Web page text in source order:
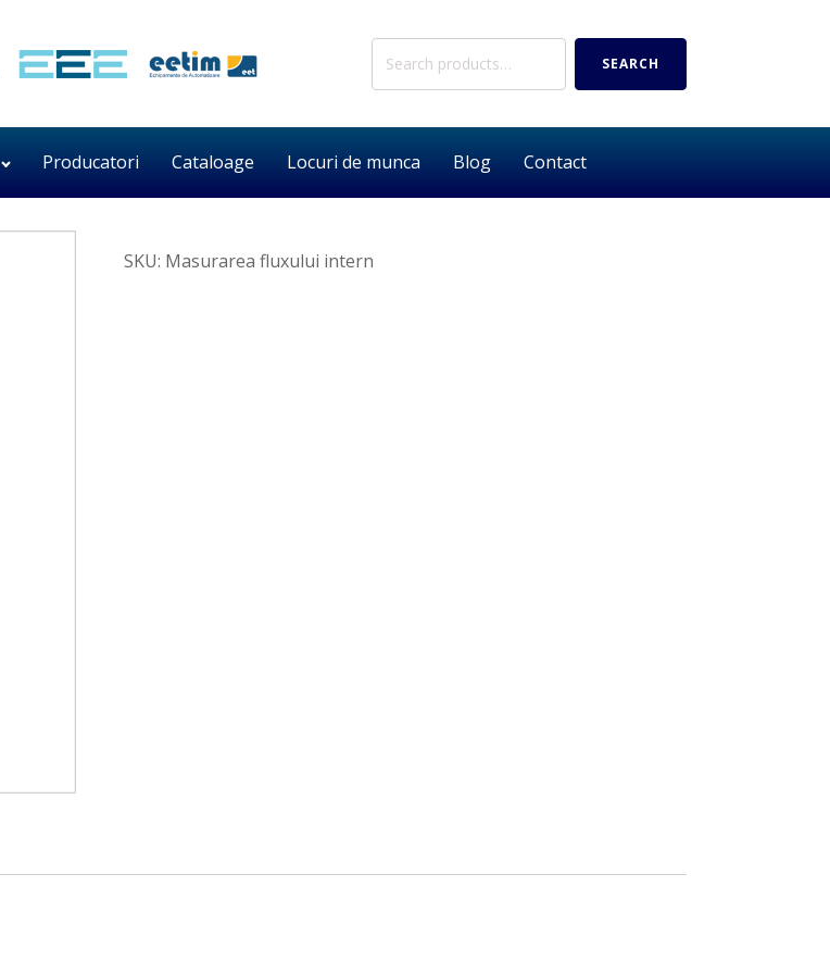
Search
SEARCH
Producatori Cataloage Locuri de munca Blog Contact
SKU: Masurarea fluxului intern